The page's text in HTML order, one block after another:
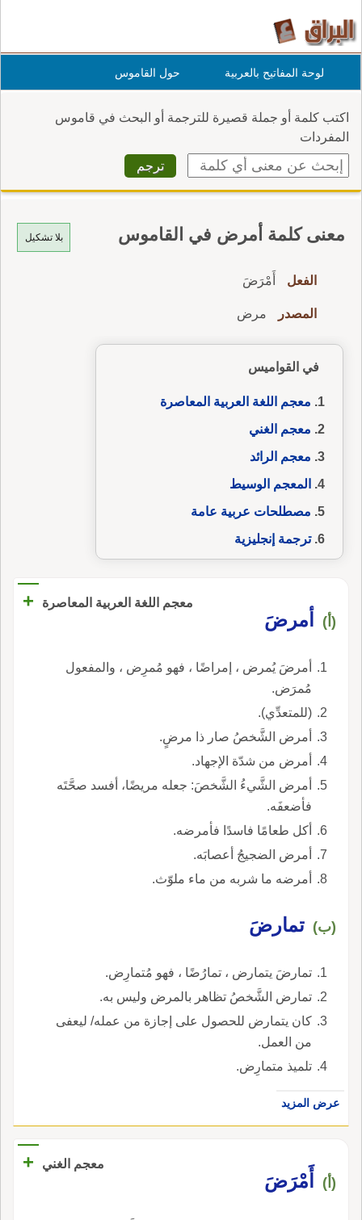
لوحة المفاتيح بالعربية حول القاموس
اكتب كلمة أو جملة قصيرة للترجمة أو البحث في قاموس
المفردات
بلا تشكيل معنى كلمة أمرض في القاموس
الفعل أَمْرَضَ
المصدر مرض
في القواميس
معجم اللغة العربية المعاصرة
معجم الغني
معجم الرائد
المعجم الوسيط
مصطلحات عربية عامة
ترجمة إنجليزية
معجم اللغة العربية المعاصرة +
(أ) أمرضَ
أمرضَ يُمرض ، إمراضًا ، فهو مُمرِض ، والمفعول
مُمرَض.
(للمتعدِّي).
أمرض الشَّخصُ صار ذا مرضٍ.
أمرض من شدّة الإجهاد.
أمرض الشَّيءُ الشَّخصَ: جعله مريضًا، أفسد صحَّتَه
فأضعفَه.
أكل طعامًا فاسدًا فأمرضه.
أمرض الضجيجُ أعصابَه.
أمرضه ما شربه من ماء ملوّث.
(ب) تمارضَ
تمارضَ يتمارض ، تمارُضًا ، فهو مُتمارِض.
تمارض الشَّخصُ تظاهر بالمرض وليس به.
كان يتمارض للحصول على إجازة من عمله/ ليعفى
من العمل.
تلميذ متمارِض.
عرض المزيد
معجم الغني +
(أ) أَمْرَضَ